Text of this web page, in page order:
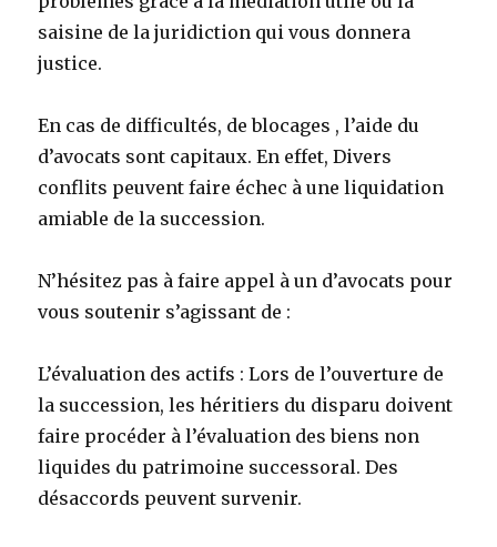
saisine de la juridiction qui vous donnera
justice.
En cas de difficultés, de blocages , l’aide du
d’avocats sont capitaux. En effet, Divers
conflits peuvent faire échec à une liquidation
amiable de la succession.
N’hésitez pas à faire appel à un d’avocats pour
vous soutenir s’agissant de :
L’évaluation des actifs : Lors de l’ouverture de
la succession, les héritiers du disparu doivent
faire procéder à l’évaluation des biens non
liquides du patrimoine successoral. Des
désaccords peuvent survenir.